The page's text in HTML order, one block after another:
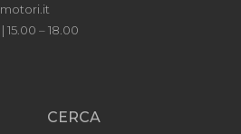
15.00 – 18.00
CERCA